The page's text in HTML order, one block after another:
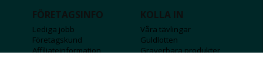
FÖRETAGSINFO
Lediga jobb
Företagskund
Affiliateinformation
KOLLA IN
Våra tävlingar
Guldlotten
Graverbara produkter